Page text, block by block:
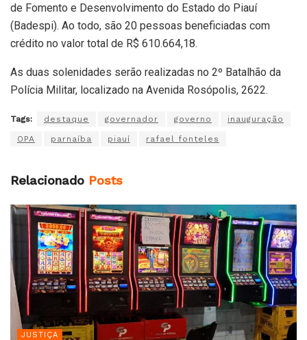
de Fomento e Desenvolvimento do Estado do Piauí
(Badespi). Ao todo, são 20 pessoas beneficiadas com
crédito no valor total de R$ 610.664,18.
As duas solenidades serão realizadas no 2º Batalhão da
Polícia Militar, localizado na Avenida Rosópolis, 2622.
Tags: destaque governador governo inauguração
OPA parnaíba piauí rafael fonteles
Relacionado Posts
JUSTIÇA